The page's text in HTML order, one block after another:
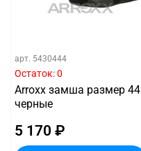
арт. 5430444
Остаток: 0
Arroxx замша размер 44
черные
5 170 ₽